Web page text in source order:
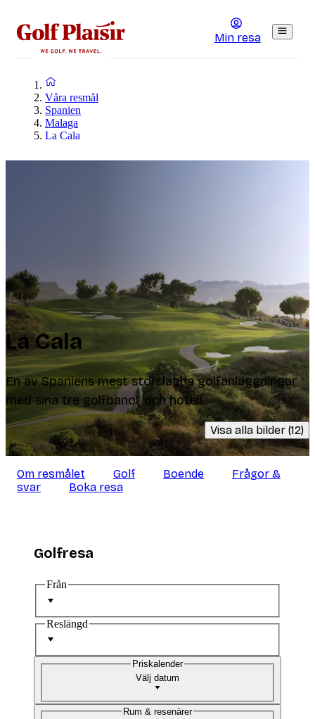
Min resa
Våra resmål
Spanien
Malaga
La Cala
La Cala
En av Spaniens mest storslagna golfanläggningar
med sina tre golfbanor och hotell.
Visa alla bilder (12)
Om resmålet Golf Boende
Frågor &
svar
Boka resa
Golfresa
Från
Reslängd
Välj datum
Priskalender
Rum & resenärer